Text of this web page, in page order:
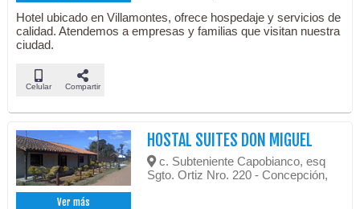
Hotel ubicado en Villamontes, ofrece hospedaje y servicios de
calidad. Atendemos a empresas y familias que visitan nuestra
ciudad.
Celular Compartir
Ver más
HOSTAL SUITES DON MIGUEL
c. Subteniente Capobianco, esq
Sgto. Ortiz Nro. 220 - Concepción,